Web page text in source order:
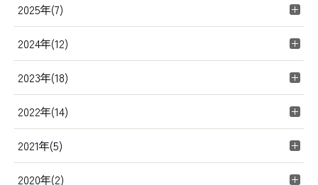
2025年(7)
2024年(12)
2023年(18)
2022年(14)
2021年(5)
2020年(2)